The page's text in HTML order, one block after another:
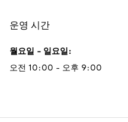
운영 시간
월요일 - 일요일:
오전 10:00 - 오후 9:00